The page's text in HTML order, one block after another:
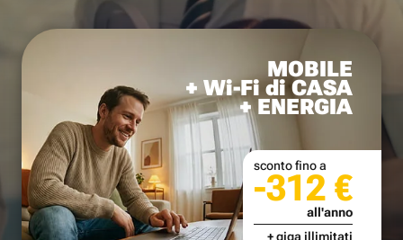
MOBILE
+ Wi-Fi di CASA
+ ENERGIA
sconto fino a
-312 €
all'anno
+ giga illimitati